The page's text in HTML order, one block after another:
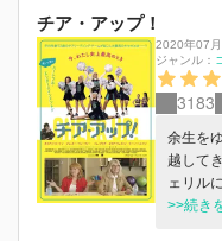
チア・アップ！
2020年07
ジャンル：
3183
余生を
越して
ェリル
の」と
>>続き